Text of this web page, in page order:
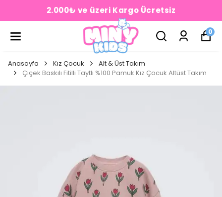
2.000₺ ve üzeri Kargo Ücretsiz
0
Anasayfa Kız Çocuk
Alt & Üst Takım
Çiçek Baskılı Fitilli Taytlı %100 Pamuk Kız Çocuk Altüst Takım